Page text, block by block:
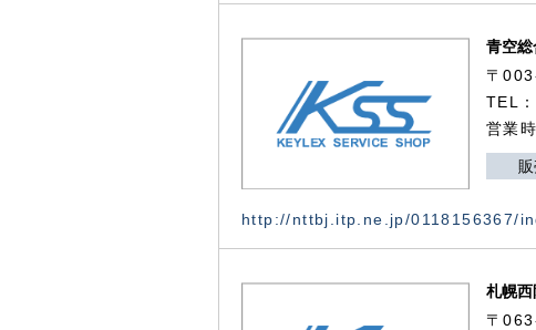
青空総
〒
TEL
営業
http://nttbj.itp.ne.jp/0118156367/
札幌
〒